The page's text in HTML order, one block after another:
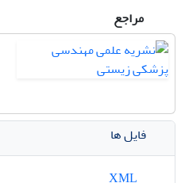
مراجع
فایل ها